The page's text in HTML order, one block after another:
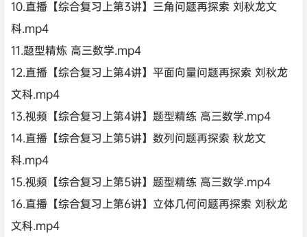
10.直播【综合复习上第3讲】三角问题再探索 刘秋龙文
科.mp4
11.题型精炼 高三数学.mp4
12.直播【综合复习上第4讲】平面向量问题再探索 刘秋龙
文科.mp4
13.视频【综合复习上第4讲】题型精练 高三数学.mp4
14.直播【综合复习上第5讲】数列问题再探索 秋龙文
科.mp4
15.视频【综合复习上第5讲】题型精练 高三数学.mp4
16.直播【综合复习上第6讲】立体几何问题再探索 刘秋龙
文科.mp4